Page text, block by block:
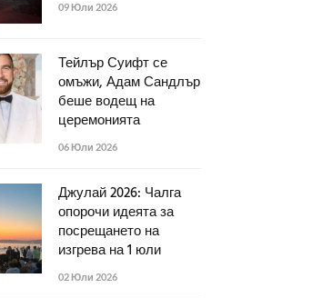
09 Юли 2026
Тейлър Суифт се
омъжи, Адам Сандлър
беше водещ на
церемонията
06 Юли 2026
Джулай 2026: Чалга
опорочи идеята за
посрещането на
изгрева на 1 юли
02 Юли 2026